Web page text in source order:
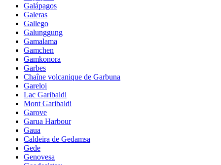
Galápagos
Galeras
Gallego
Galunggung
Gamalama
Gamchen
Gamkonora
Garbes
Chaîne volcanique de Garbuna
Gareloi
Lac Garibaldi
Mont Garibaldi
Garove
Garua Harbour
Gaua
Caldeira de Gedamsa
Gede
Genovesa